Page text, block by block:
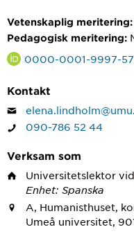
Vetenskaplig meritering:
Pedagogisk meritering:
0000-0001-9997-
Kontakt
090-786 52 44
Verksam som
Universitetslektor vid
Enhet: Spanska
A, Humanisthuset,
Umeå universitet,